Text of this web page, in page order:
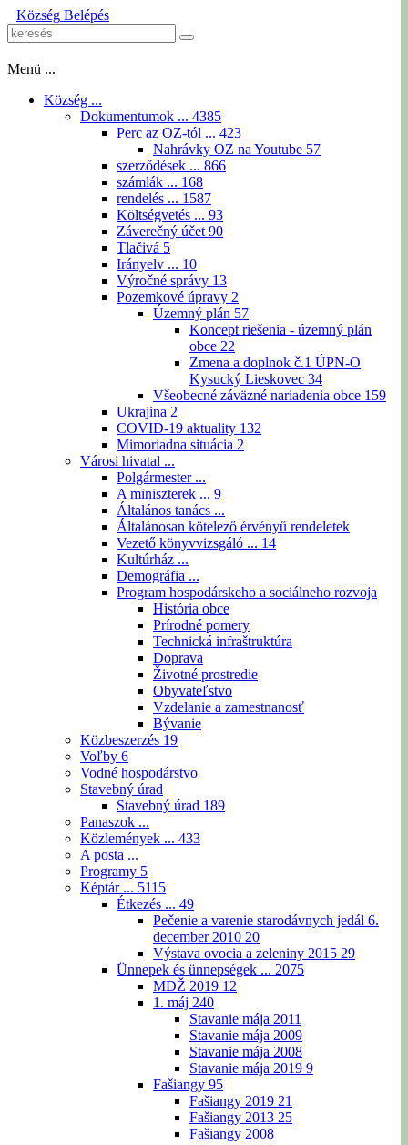
Község Belépés
Menü ...
Község ...
Dokumentumok ... 4385
Perc az OZ-tól ... 423
Nahrávky OZ na Youtube 57
szerződések ... 866
számlák ... 168
rendelés ... 1587
Költségvetés ... 93
Záverečný účet 90
Tlačivá 5
Irányelv ... 10
Výročné správy 13
Pozemkové úpravy 2
Územný plán 57
Koncept riešenia - územný plán
obce 22
Zmena a doplnok č.1 ÚPN-O
Kysucký Lieskovec 34
Všeobecné záväzné nariadenia obce 159
Ukrajina 2
COVID-19 aktuality 132
Mimoriadna situácia 2
Városi hivatal ...
Polgármester ...
A miniszterek ... 9
Általános tanács ...
Általánosan kötelező érvényű rendeletek
Vezető könyvvizsgáló ... 14
Kultúrház ...
Demográfia ...
Program hospodárskeho a sociálneho rozvoja
História obce
Prírodné pomery
Technická infraštruktúra
Doprava
Životné prostredie
Obyvateľstvo
Vzdelanie a zamestnanosť
Bývanie
Közbeszerzés 19
Voľby 6
Vodné hospodárstvo
Stavebný úrad
Stavebný úrad 189
Panaszok ...
Közlemények ... 433
A posta ...
Programy 5
Képtár ... 5115
Étkezés ... 49
Pečenie a varenie starodávnych jedál 6.
december 2010 20
Výstava ovocia a zeleniny 2015 29
Ünnepek és ünnepségek ... 2075
MDŽ 2019 12
1. máj 240
Stavanie mája 2011
Stavanie mája 2009
Stavanie mája 2008
Stavanie mája 2019 9
Fašiangy 95
Fašiangy 2019 21
Fašiangy 2013 25
Fašiangy 2008